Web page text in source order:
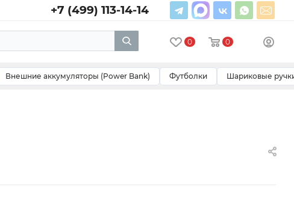
+7 (499) 113-14-14
0 0
Внешние аккумуляторы (Power Bank) Футболки Шариковые